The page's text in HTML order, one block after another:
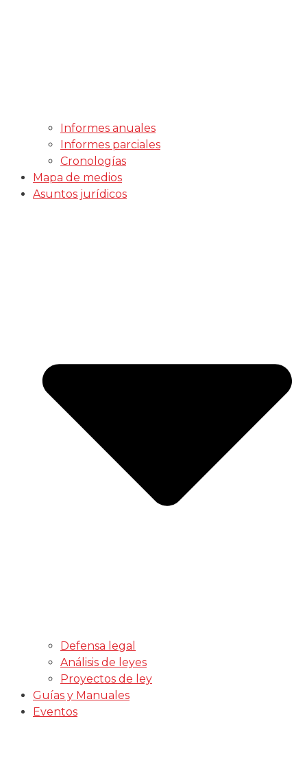
Informes anuales
Informes parciales
Cronologías
Mapa de medios
Asuntos jurídicos
Defensa legal
Análisis de leyes
Proyectos de ley
Guías y Manuales
Eventos